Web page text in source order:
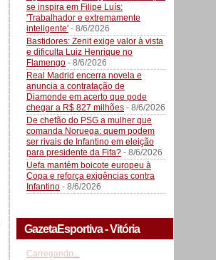
se inspira em Filipe Luís:
'Trabalhador e extremamente
inteligente' - 8/6/2026
Bastidores: Zenit exige valor à vista
e dificulta Luiz Henrique no
Flamengo - 8/6/2026
Real Madrid encerra novela e
anuncia a contratação de
Diamonde em acerto que pode
chegar a R$ 827 milhões - 8/6/2026
De chefão do PSG a mulher que
comanda Noruega: quem podem
ser rivais de Infantino em eleição
para presidente da Fifa? - 8/6/2026
Uefa mantém boicote europeu à
Copa e reforça exigências contra
Infantino - 8/6/2026
GazetaEsportiva - Vitória
Carregando...